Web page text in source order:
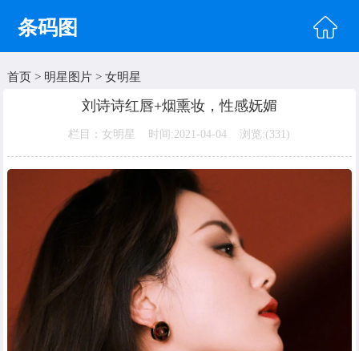
条码图
首页
纹身图片
唯美图片
首页> 明星图片> 女明星
刘诗诗红唇+烟熏妆，性感妩媚
栏目：女明星 时间:2021-04-04 浏览:(331)